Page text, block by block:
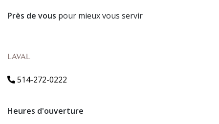
Près de vous pour mieux vous servir
LAVAL
514-272-0222
Heures d'ouverture